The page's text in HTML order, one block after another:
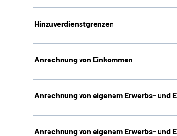
Hinzuverdienstgrenzen
Anrechnung von Einkommen
Anrechnung von eigenem Erwerbs- und
Anrechnung von eigenem Erwerbs- und